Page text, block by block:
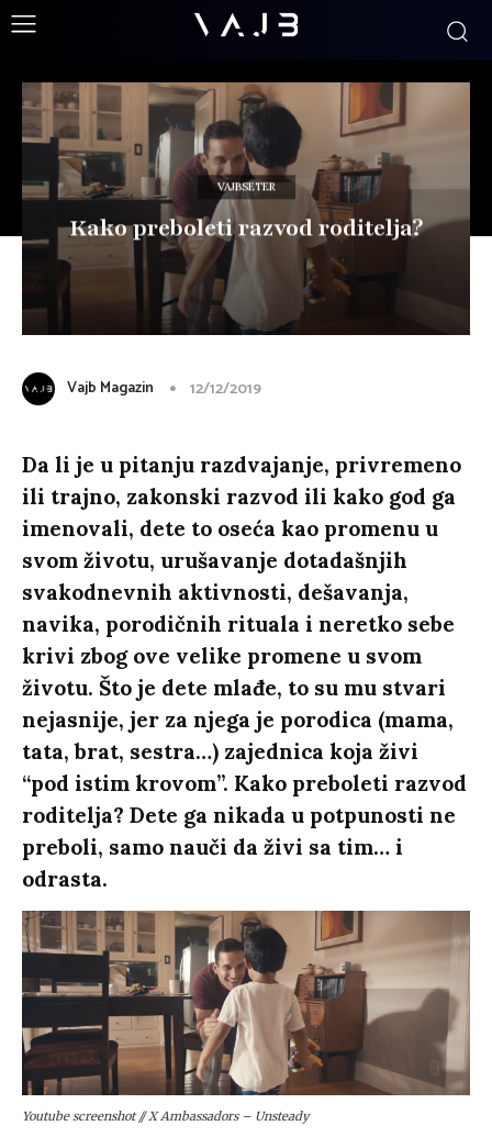
VAJBSETER
Kako preboleti razvod roditelja?
Vajb Magazin 12/12/2019
Da li je u pitanju razdvajanje, privremeno
ili trajno, zakonski razvod ili kako god ga
imenovali, dete to oseća kao promenu u
svom životu, urušavanje dotadašnjih
svakodnevnih aktivnosti, dešavanja,
navika, porodičnih rituala i neretko sebe
krivi zbog ove velike promene u svom
životu. Što je dete mlađe, to su mu stvari
nejasnije, jer za njega je porodica (mama,
tata, brat, sestra…) zajednica koja živi
“pod istim krovom”. Kako preboleti razvod
roditelja? Dete ga nikada u potpunosti ne
preboli, samo nauči da živi sa tim… i
odrasta.
Youtube screenshot // X Ambassadors – Unsteady